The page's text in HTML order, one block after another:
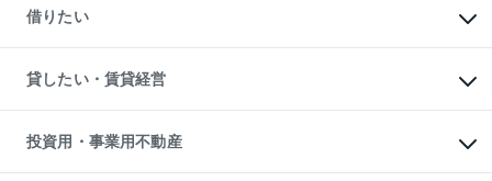
中古一戸建ての購入
不動産購入の流れ
注目キーワード物件特集
購入ガイド
English 繁体中文簡体中文
一戸建ての売却・査定
土地の売却・査定
スピードAI査定
不動産査定について
不動産売却の流れ
不動産買換えの流れ
売却ガイド
借りたい
オフィス・店舗の賃貸
借りるときの流れ
借りるガイド
貸したい・賃貸経営
マンション賃料データ
賃貸管理プラン
リロケーションについて
投資用・事業用不動産